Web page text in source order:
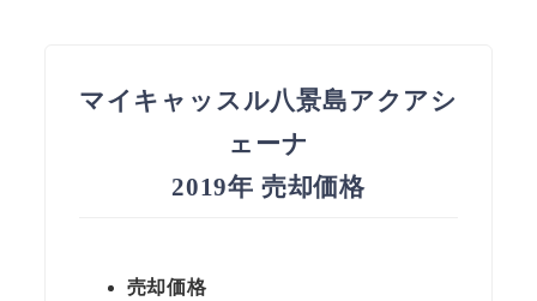
マイキャッスル八景島アクアシ
ェーナ
2019年 売却価格
売却価格